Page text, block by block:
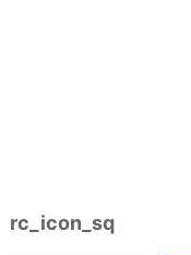
rc_icon_sq